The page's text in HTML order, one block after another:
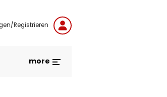
Registrieren
more